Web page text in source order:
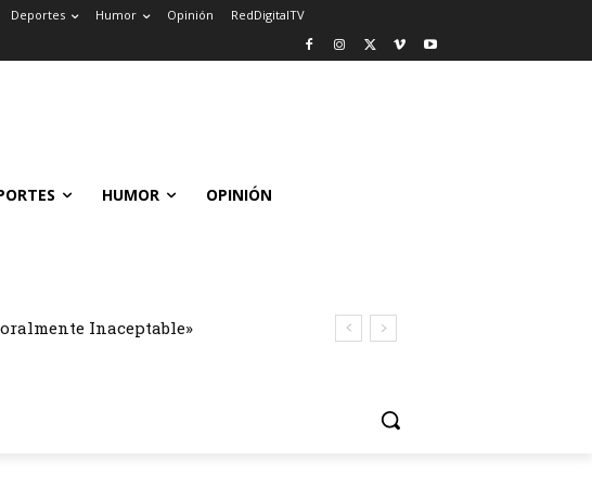
Deportes Humor Opinión RedDigitalTV
HUMOR OPINIÓN
Inaceptable»